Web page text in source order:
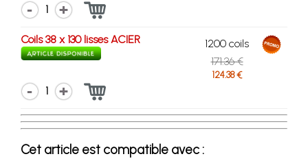
1
Coils 38 x 130 lisses ACIER
1200 coils
171.36 €
124.38 €
1
Cet article est compatible avec :